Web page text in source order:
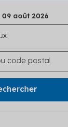
09 août 2026